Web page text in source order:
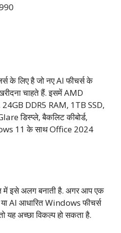
के लिए है जो नए AI फीचर्स के
चाहते हैं. इसमें AMD
DDR5 RAM, 1TB SSD,
डिस्प्ले, बैकलिट कीबोर्ड,
11 के साथ Office 2024
में इसे अलग बनाती है. अगर आप एक
AI आधारित Windows फीचर्स
यह अच्छा विकल्प हो सकता है.